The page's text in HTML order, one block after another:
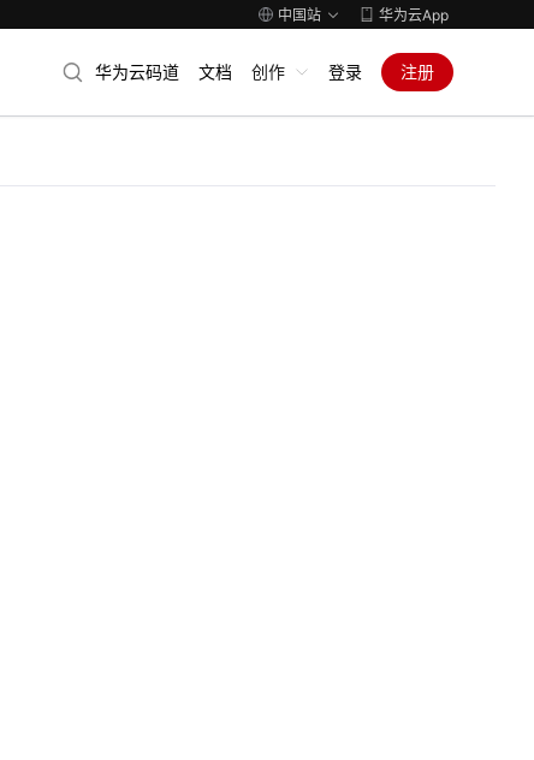
中国站 华为云App
华为云码道 文档 创作 登录 注册